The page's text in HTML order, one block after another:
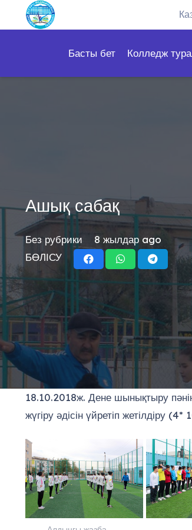
Басты бет Колледж
Ашық сабақ
Без рубрики
8 жылдар ago
БӨЛІСУ
18.10.2018ж. Дене шынықтыру
жүгіру әдісін үйретіп жетілдіру